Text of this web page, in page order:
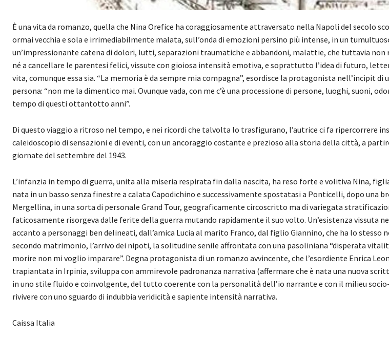
È una vita da romanzo, quella che Nina Orefice ha coraggiosamente attraversato nella Napoli del secolo
ormai vecchia e sola e irrimediabilmente malata, sull’onda di emozioni persino più intense, in un
un’impressionante catena di dolori, lutti, separazioni traumatiche e abbandoni, malattie, che tuttavia non
né a cancellare le parentesi felici, vissute con gioiosa intensità emotiva, e soprattutto l’idea di futuro,
vita, comunque essa sia. “La memoria è da sempre mia compagna”, esordisce la protagonista nell’incipit
persona: “non me la dimentico mai. Ovunque vada, con me c’è una processione di persone, luoghi, suoni,
tempo di questi ottantotto anni”.
Di questo viaggio a ritroso nel tempo, e nei ricordi che talvolta lo trasfigurano, l’autrice ci fa ripercorrere
caleidoscopio di sensazioni e di eventi, con un ancoraggio costante e prezioso alla storia della città, a
giornate del settembre del 1943.
L’infanzia in tempo di guerra, unita alla miseria respirata fin dalla nascita, ha reso forte e volitiva Nina,
nata in un basso senza finestre a calata Capodichino e successivamente spostatasi a Ponticelli, dopo una
Mergellina, in una sorta di personale Grand Tour, geograficamente circoscritto ma di variegata
faticosamente risorgeva dalle ferite della guerra mutando rapidamente il suo volto. Un’esistenza vissuta
accanto a personaggi ben delineati, dall’amica Lucia al marito Franco, dal figlio Giannino, che ha lo stesso
secondo matrimonio, l’arrivo dei nipoti, la solitudine senile affrontata con una pasoliniana “disperata
morire non mi voglio imparare”. Degna protagonista di un romanzo avvincente, che l’esordiente Enrica
trapiantata in Irpinia, sviluppa con ammirevole padronanza narrativa (affermare che è nata una nuova
in uno stile fluido e coinvolgente, del tutto coerente con la personalità dell’io narrante e con il milieu
rivivere con uno sguardo di indubbia veridicità e sapiente intensità narrativa.
Caissa Italia